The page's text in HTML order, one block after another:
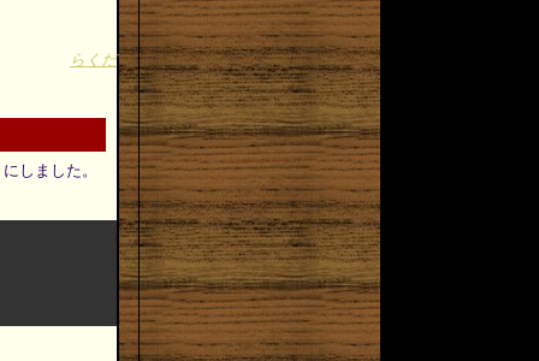
らくだ
しました。